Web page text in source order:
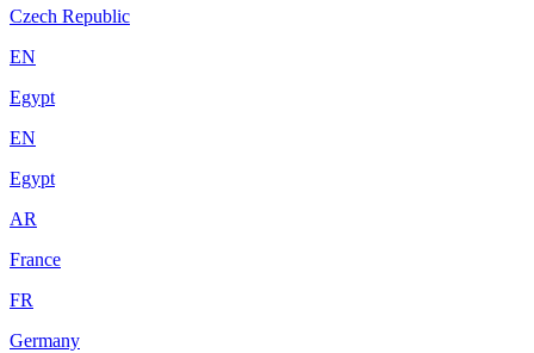
Czech Republic
EN
Egypt
EN
Egypt
AR
France
FR
Germany